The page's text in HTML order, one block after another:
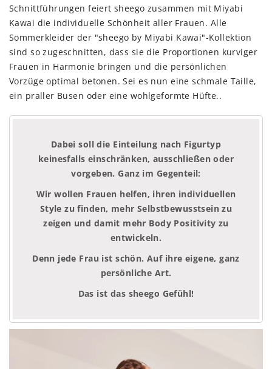
Schnittführungen feiert sheego zusammen mit Miyabi
Kawai die individuelle Schönheit aller Frauen. Alle
Sommerkleider der "sheego by Miyabi Kawai"-Kollektion
sind so zugeschnitten, dass sie die Proportionen kurviger
Frauen in Harmonie bringen und die persönlichen
Vorzüge optimal betonen. Sei es nun eine schmale Taille,
ein praller Busen oder eine wohlgeformte Hüfte..
Dabei soll die Einteilung nach Figurtyp
keinesfalls einschränken, ausschließen oder
vorgeben. Ganz im Gegenteil:
Wir wollen Frauen helfen, ihren individuellen
Style zu finden, mehr Selbstbewusstsein zu
zeigen und damit mehr Body Positivity zu
entwickeln.
Denn jede Frau ist schön. Auf ihre eigene, ganz
persönliche Art.
Das ist das sheego Gefühl!